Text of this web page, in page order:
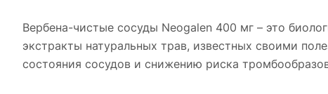
Вербена-чистые сосуды Neogalen 400 мг – это
экстракты натуральных трав, известных своими
состояния сосудов и снижению риска